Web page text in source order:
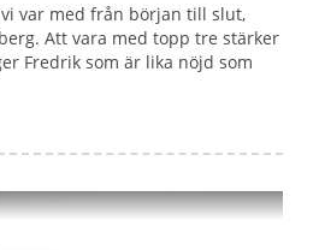
var med från början till slut,
Att vara med topp tre stärker
Fredrik som är lika nöjd som